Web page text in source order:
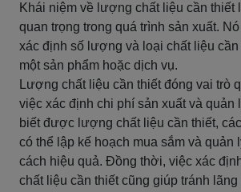
Khái niệm về lượng chất liệu cần thiết
quan trọng trong quá trình sản xuất.
xác định số lượng và loại chất liệu cần
một sản phẩm hoặc dịch vụ.
Lượng chất liệu cần thiết đóng vai trò
việc xác định chi phí sản xuất và quản
biết được lượng chất liệu cần thiết,
có thể lập kế hoạch mua sắm và quản
cách hiệu quả. Đồng thời, việc xác
chất liệu cần thiết cũng giúp tránh